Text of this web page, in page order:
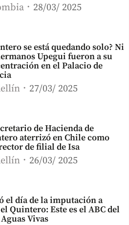
28/03/ 2025
se está quedando solo? Ni
Upegui fueron a su
en el Palacio de
27/03/ 2025
de Hacienda de
aterrizó en Chile como
de filial de Isa
26/03/ 2025
el día de la imputación a
Quintero: Este es el ABC del
Vivas